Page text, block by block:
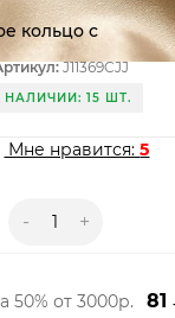
кольцо с
линиями
J11369CJJ
НАЛИЧИИ: 15 ШТ.
Мне нравится:5
- +
50% от 3000р. 81